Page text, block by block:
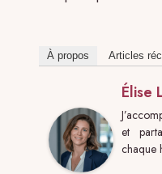
À propos Articles
Élise
et
chaque